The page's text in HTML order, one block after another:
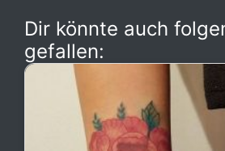
Dir könnte auch
gefallen: